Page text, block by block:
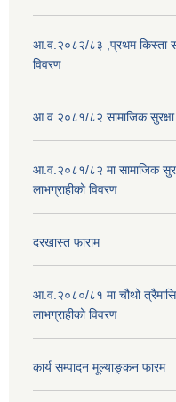
आ.व.२०८२/८३ ,प्रथम किस्ता
विवरण
आ.व.२०८१/८२ सामाजिक सुरक्षा
आ.व.२०८१/८२ मा सामाजिक
लाभग्राहीको विवरण
दरखास्त फाराम
आ.व.२०८०/८१ मा चौथो
लाभग्राहीको विवरण
कार्य सम्पादन मूल्याङ्कन फारम